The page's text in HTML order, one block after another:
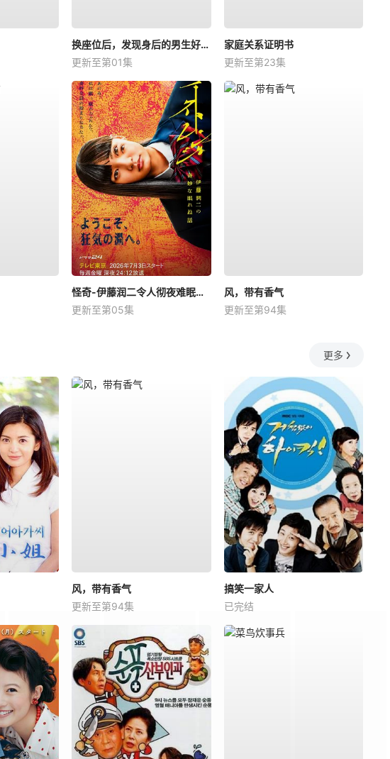
换座位后，发现身后的男生好像喜欢我
更新至第01集
家庭关系证明书
更新至第23集
怪奇-伊藤润二令人彻夜难眠的奇异故事－
更新至第05集
风，带有香气
更新至第94集
更多
风，带有香气
更新至第94集
搞笑一家人
已完结